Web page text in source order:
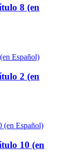
8 (en
2 (en
10 (en